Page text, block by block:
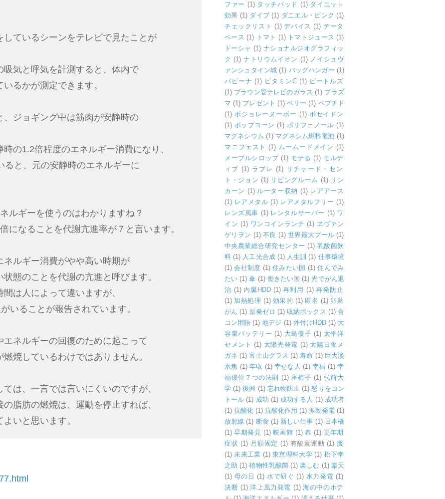
ているシーンをテレビで見たことが
気と呼気を計測すると、体内で
るかが測定できます。
ジョギング中は筋肉が安静時の
の1.2倍程度のエネルギー消費になり、
ると、元の安静時のエネルギーに
ルギーを使うのはわかりますね？
になることを代謝亢進率が７と言います。
ルギー消費がやや高い時期が
態のことを代謝の亢進と呼びます。
は人によって違いますが、
いることが報告されています。
ネルギーの回復のために起こって
焼しているわけではありません。
は、一言では言いにくいのですが、
脂肪の燃焼は、運動を停止すれば、
いと思います。
ファー (1) タッチパッド (1) ダイエット
効果 (1) ダイブ (1) ダニエル・ピンク (1)
チェックリスト (1) デバイス (1) データ
ベース (1) トマト (1) トマトジュース (1)
ドーシャ (1) ナショナルジオグラフィッ
ク (1) ナトリウムイオン (1) ノイシュヴ
ァンシュタイン城 (1) バッグハンガー (1)
パビーナ (1) ビタミンC (1) ビートルズ
(1) ブラウン管テレビのガラス (1) プラズ
マ (1) プレゼント (1) ベリー (1) ペプチド
(1) ボジョレーヌーボー (1) ポセイドン
(1) ポップコーン (1) ポリフェノール (1)
マグネシウム (1) マグネシム燃料電池 (1)
マニフェスト
(1) ムームードメイン (1)
メープルシロップ (1) モテる (1) モルデ
ィブ (1) ラブレ (1) リチャード・セン
ト・ジョン (1) リビングルーム (1) リン
カーン (1) ルーター収納 (1) レアアース
(1) レアメタル (1) レアメタルフリー (1)
レンズ風車 (1) レンタルサーバー (1) ワ
イン (1) ワンコインランチ (1) ヱヴァン
ゲリヲン (1) 不良 (1) 世界最大プール (1)
中央農業総合研究センター (1) 乳酸菌飲
料 (1) 人工光合成 (1) 人生訓 (1) 仕事環境
(1) 会社制度 (1) 住みたい国 (1) 住んでみ
たい (1) 傘 (1) 働きたい国 (1) 光でがん退
治 (1) 内臓HDD (1) 再利用 (1) 再発防止
(1) 加熱処理 (1) 効果的 (1) 匿名 (1) 卵巣
がん (1) 原発ゼロ (1) 収納ボックス (1) 合
コン用語 (1) 地デジ (1) 外付けHDD (1) 大
容量バッテリー (1) 大島優子 (1) 太平洋
セメント (1) 太陽光発電 (1) 太陽日食メ
ガネ (1) 富士山グラス (1) 寿命 (1) 巨大淡
水魚 (1) 年収 (1) 幸せな人 (1) 幸福 (1) 幸
福優位７つの法則
(1) 座椅子 (1) 弘前大
学 (1) 復興 (1) 忘れ物防止 (1) 怒りをコン
トール (1) 成功 (1) 成功する人 (1) 成功者
(1) 抗酸化 (1) 抗酸化作用 (1) 振動発電 (1)
放射線 (1) 断食 (1) 新しい仕事 (1) 日本橋
(1) 早期発見 (1) 映画館 (1) 春 (1) 更年期
症状 (1) 月額固定 (1) 有酸素運動 (1) 服
(1) 未来工業 (1) 東京理科大学 (1) 松下幸
之助 (1) 植物性乳酸菌 (1) 楽しむ (1) 楽天
(1) 母の日 (1) 水で研ぐ (1) 水力発電 (1)
決断 (1) 洋上風力発電 (1) 海の中のホテ